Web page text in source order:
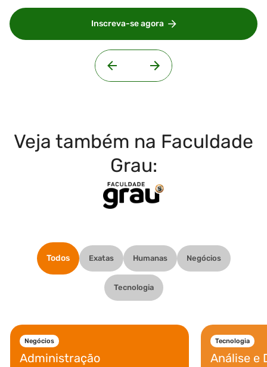
Inscreva-se agora
Veja também na Faculdade
Grau:
Todos Exatas Humanas Negócios
Tecnologia
Negócios
Administração
Tecnologia
Análise e